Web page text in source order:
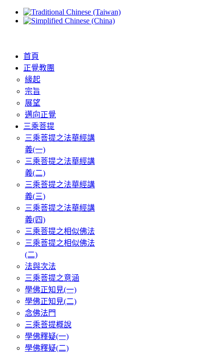
首頁
正覺教團
緣起
宗旨
展望
邁向正覺
三乘菩提
三乘菩提之法華經講
義(一)
三乘菩提之法華經講
義(二)
三乘菩提之法華經講
義(三)
三乘菩提之法華經講
義(四)
三乘菩提之相似佛法
三乘菩提之相似佛法
(二)
法與次法
三乘菩提之意涵
學佛正知見(一)
學佛正知見(二)
念佛法門
三乘菩提概說
學佛釋疑(一)
學佛釋疑(二)